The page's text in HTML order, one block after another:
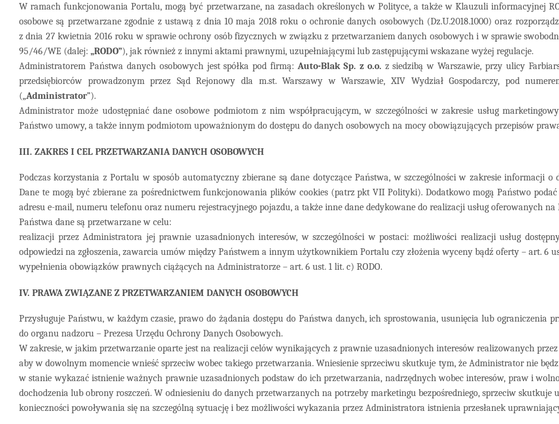
W ramach funkcjonowania Portalu, mogą być przetwarzane, na zasadach określonych w Polityce, a także w Klauzuli informacyjnej
osobowe są przetwarzane zgodnie z ustawą z dnia 10 maja 2018 roku o ochronie danych osobowych (Dz.U.2018.1000) oraz
z dnia 27 kwietnia 2016 roku w sprawie ochrony osób fizycznych w związku z przetwarzaniem danych osobowych i w sprawie
95/46/WE (dalej: „RODO”), jak również z innymi aktami prawnymi, uzupełniającymi lub zastępującymi wskazane wyżej regulacje.
Administratorem Państwa danych osobowych jest spółka pod firmą: Auto-Blak Sp. z o.o. z siedzibą w Warszawie, przy ulicy
przedsiębiorców prowadzonym przez Sąd Rejonowy dla m.st. Warszawy w Warszawie, XIV Wydział Gospodarczy, pod
(„Administrator”).
Administrator może udostępniać dane osobowe podmiotom z nim współpracującym, w szczególności w zakresie usług
Państwo umowy, a także innym podmiotom upoważnionym do dostępu do danych osobowych na mocy obowiązujących przepisów
III. ZAKRES I CEL PRZETWARZANIA DANYCH OSOBOWYCH
Podczas korzystania z Portalu w sposób automatyczny zbierane są dane dotyczące Państwa, w szczególności w zakresie informacji
Dane te mogą być zbierane za pośrednictwem funkcjonowania plików cookies (patrz pkt VII Polityki). Dodatkowo mogą Państwo
adresu e-mail, numeru telefonu oraz numeru rejestracyjnego pojazdu, a także inne dane dedykowane do realizacji usług oferowanych na
Państwa dane są przetwarzane w celu:
realizacji przez Administratora jej prawnie uzasadnionych interesów, w szczególności w postaci: możliwości realizacji usług
odpowiedzi na zgłoszenia, zawarcia umów między Państwem a innym użytkownikiem Portalu czy złożenia wyceny bądź oferty – art. 6
wypełnienia obowiązków prawnych ciążących na Administratorze – art. 6 ust. 1 lit. c) RODO.
IV. PRAWA ZWIĄZANE Z PRZETWARZANIEM DANYCH OSOBOWYCH
Przysługuje Państwu, w każdym czasie, prawo do żądania dostępu do Państwa danych, ich sprostowania, usunięcia lub ograniczenia
do organu nadzoru – Prezesa Urzędu Ochrony Danych Osobowych.
W zakresie, w jakim przetwarzanie oparte jest na realizacji celów wynikających z prawnie uzasadnionych interesów realizowanych
aby w dowolnym momencie wnieść sprzeciw wobec takiego przetwarzania. Wniesienie sprzeciwu skutkuje tym, że Administrator nie
w stanie wykazać istnienie ważnych prawnie uzasadnionych podstaw do ich przetwarzania, nadrzędnych wobec interesów, praw i
dochodzenia lub obrony roszczeń. W odniesieniu do danych przetwarzanych na potrzeby marketingu bezpośredniego, sprzeciw
konieczności powoływania się na szczególną sytuację i bez możliwości wykazania przez Administratora istnienia przesłanek